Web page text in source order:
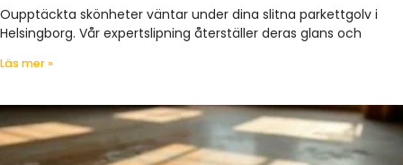
Oupptäckta skönheter väntar under dina slitna parkettgolv i
Helsingborg. Vår expertslipning återställer deras glans och
Läs mer »